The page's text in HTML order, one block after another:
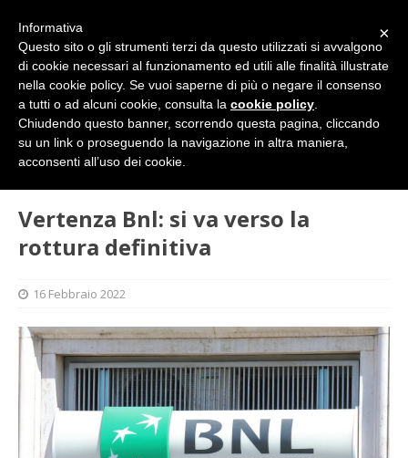
BANCHE
Vertenza Bnl: si va verso la rottura
definitiva
Vertenza Bnl: si va verso la
rottura definitiva
16 Febbraio 2022
×
Informativa
Questo sito o gli strumenti terzi da questo utilizzati si avvalgono
di cookie necessari al funzionamento ed utili alle finalità illustrate
nella cookie policy. Se vuoi saperne di più o negare il consenso
a tutti o ad alcuni cookie, consulta la cookie policy
Chiudendo questo banner, scorrendo questa pagina, cliccando
su un link o proseguendo la navigazione in altra maniera,
acconsenti all’uso dei cookie.